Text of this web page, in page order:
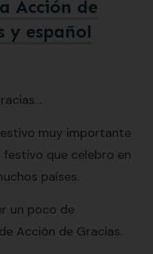
Acción de
y español
muy importante
que celebro en
países.
un poco de
Acción de Gracias.